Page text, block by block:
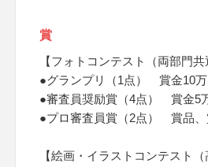
賞
【フォトコンテスト（両部門共
●グランプリ（1点） 賞金10
●審査員奨励賞（4点） 賞金5
●プロ審査員賞（2点） 賞品、
【絵画・イラストコンテスト